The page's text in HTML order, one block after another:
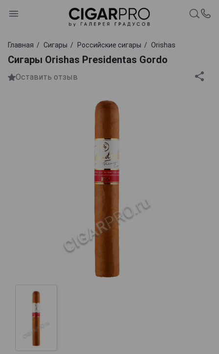
Главная Сигары Российские сигары Orishas
Сигары Orishas Presidentas Gordo
Оставить отзыв